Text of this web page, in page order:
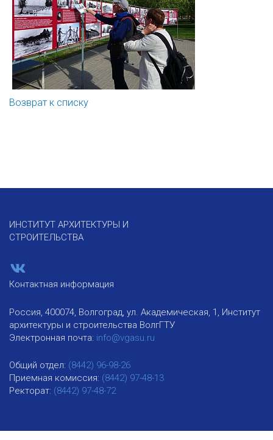
Возврат к списку
ИНСТИТУТ АРХИТЕКТУРЫ И
СТРОИТЕЛЬСТВА
Контактная информация
Россия, 400074, Волгоград, ул. Академическая, 1, Институт
архитектуры и строительства ВолгГТУ
Электронная почта: info@vgasu.ru
Общий отдел: (8442) 96-98-26
Приемная комиссия: (8442) 97-48-13
Ректорат: (8442) 97-48-72